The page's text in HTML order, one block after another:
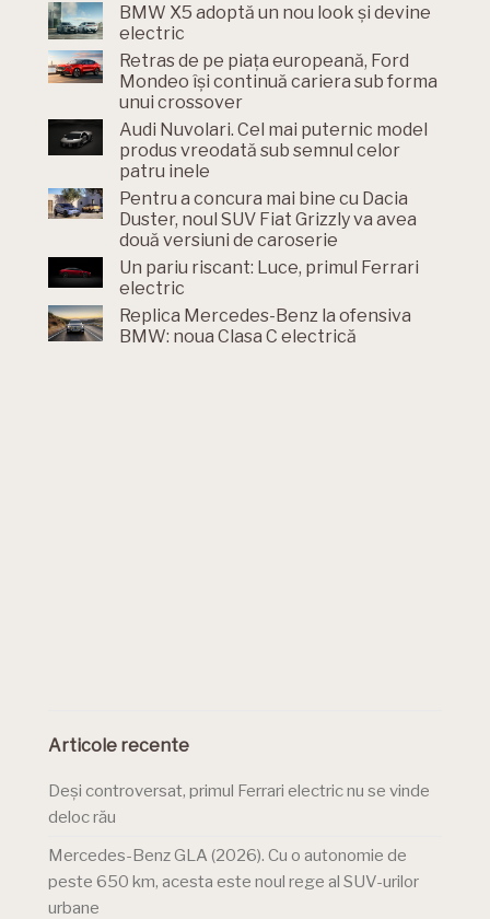
BMW X5 adoptă un nou look și devine
electric
Retras de pe piața europeană, Ford
Mondeo își continuă cariera sub forma
unui crossover
Audi Nuvolari. Cel mai puternic model
produs vreodată sub semnul celor
patru inele
Pentru a concura mai bine cu Dacia
Duster, noul SUV Fiat Grizzly va avea
două versiuni de caroserie
Un pariu riscant: Luce, primul Ferrari
electric
Replica Mercedes-Benz la ofensiva
BMW: noua Clasa C electrică
Articole recente
Deși controversat, primul Ferrari electric nu se vinde
deloc rău
Mercedes-Benz GLA (2026). Cu o autonomie de
peste 650 km, acesta este noul rege al SUV-urilor
urbane